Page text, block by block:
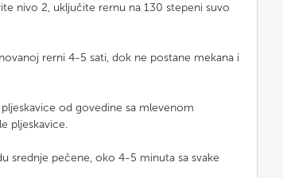
nivo 2, uključite rernu na 130 stepeni suvo
rerni 4-5 sati, dok ne postane mekana i
od govedine sa mlevenom
pljeskavice.
srednje pečene, oko 4-5 minuta sa svake